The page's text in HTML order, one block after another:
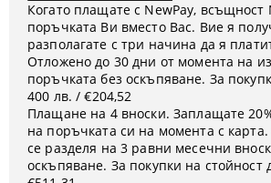
Когато плащате с NewPay, всъщност
поръчката Ви вместо Вас. Вие я
разполагате с три начина да я
Отложено до 30 дни от момента на
поръчката без оскъпяване. За
400 лв. / €204,52
Плащане на 4 вноски. Заплащате
на поръчката си на момента с
се разделя на 3 равни месечни
оскъпяване. За покупки на стойност